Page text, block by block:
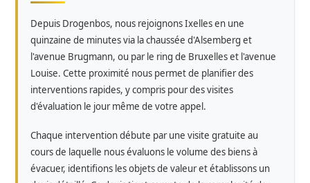
Depuis Drogenbos, nous rejoignons Ixelles en une
quinzaine de minutes via la chaussée d'Alsemberg et
l'avenue Brugmann, ou par le ring de Bruxelles et l'avenue
Louise. Cette proximité nous permet de planifier des
interventions rapides, y compris pour des visites
d'évaluation le jour même de votre appel.
Chaque intervention débute par une visite gratuite au
cours de laquelle nous évaluons le volume des biens à
évacuer, identifions les objets de valeur et établissons un